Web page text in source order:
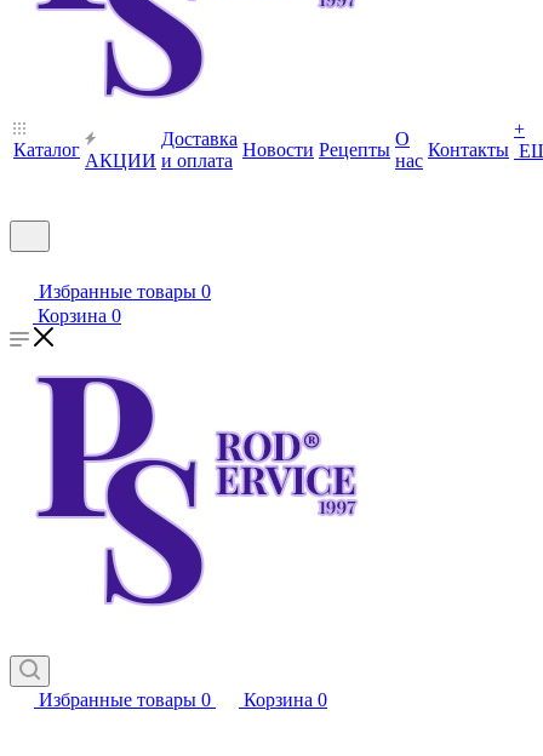
Каталог
АКЦИИ
Доставка
и оплата
Новости Рецепты
О
нас
Контакты
+
Избранные товары 0
Корзина 0
Избранные товары 0 Корзина 0